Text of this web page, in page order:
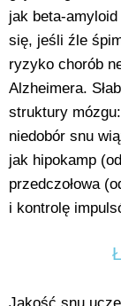
jak beta-
się, jeśli źle
ryzyko chorób
Alzheimera.
struktury
niedobór snu
jak hipokamp
przedczołowa
i kontrolę